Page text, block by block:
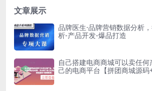
文章展示
品牌医生·品牌营销数据分析
析-产品开发-爆品打造
自己搭建电商商城可以卖任
己的电商平台【拼团商城源码